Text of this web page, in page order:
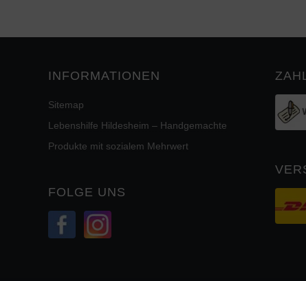
INFORMATIONEN
Sitemap
Lebenshilfe Hildesheim – Handgemachte
Produkte mit sozialem Mehrwert
FOLGE UNS